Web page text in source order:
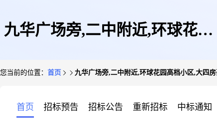
九华广场旁,二中附近,环球花园
您当前的位置： 首页 九华广场旁,二中附近,环球花园高档小区,大四
首页 招标预告 招标公告 重新招标 中标通知